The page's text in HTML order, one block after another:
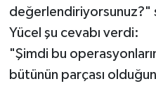
değerlendiriyorsunuz?"
Yücel şu cevabı verdi:
"Şimdi bu
bütünün parçası